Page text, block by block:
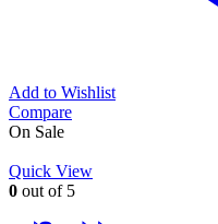
Add to Wishlist
Compare
On Sale
Quick View
0 out of 5